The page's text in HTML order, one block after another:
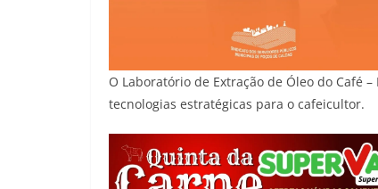
O Laboratório de Extração de Óleo do Café
tecnologias estratégicas para o cafeicultor.